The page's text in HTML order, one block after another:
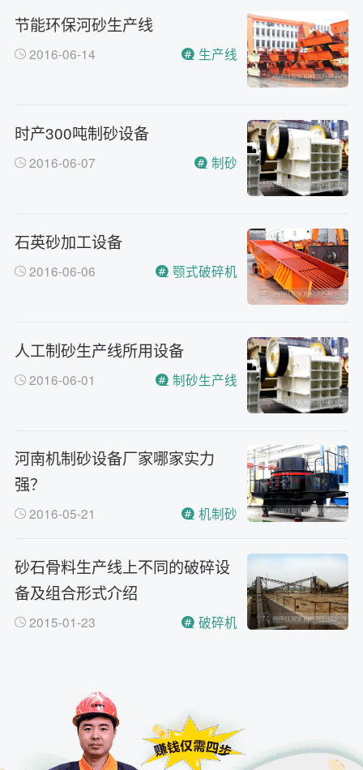
砂机，HX制砂机等
请问厂家地址在哪？
河南省郑州市高新技术开发区梧
桐街与红松路交叉口中国高端矿
制砂机最小的产量是多少？
最小每小时12吨
移动破碎机时产多少方？
每小时30-300方的型号都有。
环保测验均达到标准
小型的制砂机类型有哪些？
答
主要有细碎机，复合破，对辊制
砂机，HX制砂机等
节能环保河砂生产线
2016-06-14 生产线
时产300吨制砂设备
2016-06-07 制砂
石英砂加工设备
2016-06-06 颚式破碎机
人工制砂生产线所用设备
2016-06-01 制砂生产线
河南机制砂设备厂家哪家实力
强？
2016-05-21 机制砂
砂石骨料生产线上不同的破碎设
备及组合形式介绍
2015-01-23 破碎机